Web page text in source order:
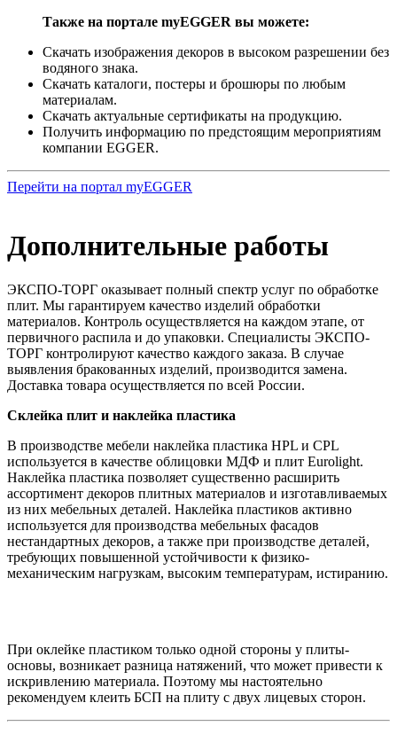
Также на портале myEGGER вы можете:
Скачать изображения декоров в высоком разрешении без
водяного знака.
Скачать каталоги, постеры и брошюры по любым
материалам.
Скачать актуальные сертификаты на продукцию.
Получить информацию по предстоящим мероприятиям
компании EGGER.
Перейти на портал myEGGER
Дополнительные работы
ЭКСПО-ТОРГ оказывает полный спектр услуг по обработке
плит. Мы гарантируем качество изделий обработки
материалов. Контроль осуществляется на каждом этапе, от
первичного распила и до упаковки. Специалисты ЭКСПО-
ТОРГ контролируют качество каждого заказа. В случае
выявления бракованных изделий, производится замена.
Доставка товара осуществляется по всей России.
Склейка плит и наклейка пластика
В производстве мебели наклейка пластика HPL и CPL
используется в качестве облицовки МДФ и плит Eurolight.
Наклейка пластика позволяет существенно расширить
ассортимент декоров плитных материалов и изготавливаемых
из них мебельных деталей. Наклейка пластиков активно
используется для производства мебельных фасадов
нестандартных декоров, а также при производстве деталей,
требующих повышенной устойчивости к физико-
механическим нагрузкам, высоким температурам, истиранию.
При оклейке пластиком только одной стороны у плиты-
основы, возникает разница натяжений, что может привести к
искривлению материала. Поэтому мы настоятельно
рекомендуем клеить БСП на плиту с двух лицевых сторон.